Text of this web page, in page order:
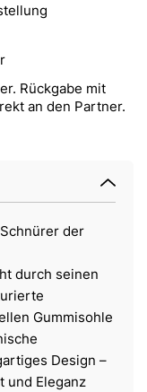
Rückgabe mit
an den Partner.
der
durch seinen
Gummisohle
Design –
und Eleganz